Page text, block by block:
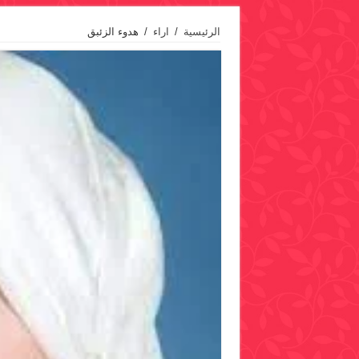
الرئيسية / اراء / هدوء الزئبق